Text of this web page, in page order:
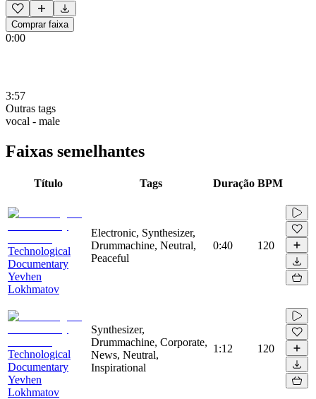
Comprar faixa
0:00
3:57
Outras tags
vocal - male
Faixas semelhantes
Título Tags Duração BPM
Technological
Documentary
Yevhen
Lokhmatov
Electronic, Synthesizer,
Drummachine, Neutral,
Peaceful
0:40 120
Technological
Documentary
Yevhen
Lokhmatov
Synthesizer,
Drummachine, Corporate,
News, Neutral,
Inspirational
1:12 120